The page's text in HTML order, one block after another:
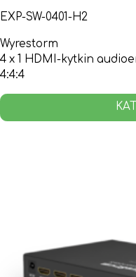
EXP-SW-0401-H2
Wyrestorm
4 x 1 HDMI-kytkin
4:4:4